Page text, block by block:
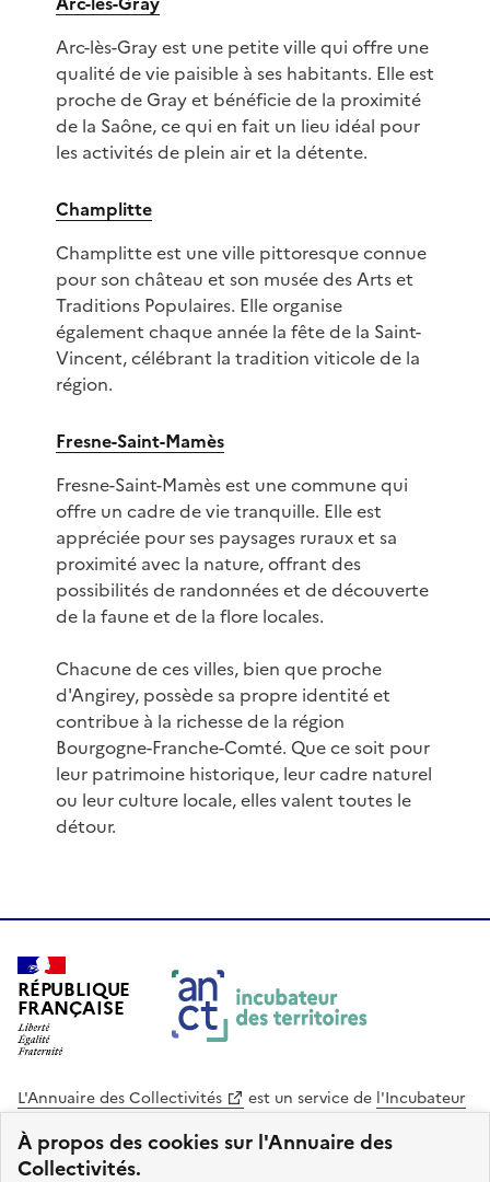
À propos des cookies sur l'Annuaire des
Collectivités.
Arc-lès-Gray est une petite ville qui offre une
qualité de vie paisible à ses habitants. Elle est
proche de Gray et bénéficie de la proximité
de la Saône, ce qui en fait un lieu idéal pour
les activités de plein air et la détente.
Champlitte
Champlitte est une ville pittoresque connue
pour son château et son musée des Arts et
Traditions Populaires. Elle organise
également chaque année la fête de la Saint-
Vincent, célébrant la tradition viticole de la
région.
Fresne-Saint-Mamès
Fresne-Saint-Mamès est une commune qui
offre un cadre de vie tranquille. Elle est
appréciée pour ses paysages ruraux et sa
proximité avec la nature, offrant des
possibilités de randonnées et de découverte
de la faune et de la flore locales.
Chacune de ces villes, bien que proche
d'Angirey, possède sa propre identité et
contribue à la richesse de la région
Bourgogne-Franche-Comté. Que ce soit pour
leur patrimoine historique, leur cadre naturel
ou leur culture locale, elles valent toutes le
détour.
RÉPUBLIQUE
FRANÇAISE
L'Annuaire des Collectivités est un service de l'Incubateur
des Territoires
Cohésion des Territoires
. Le code source de ce site web
est disponible en licence libre. Le design de ce site est conçu